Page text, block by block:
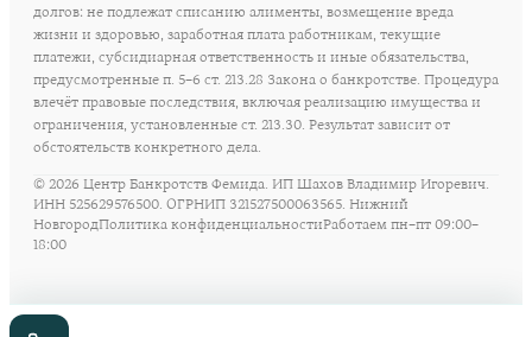
долгов: не подлежат списанию алименты, возмещение вреда
жизни и здоровью, заработная плата работникам, текущие
платежи, субсидиарная ответственность и иные обязательства,
предусмотренные п. 5–6 ст. 213.28 Закона о банкротстве. Процедура
влечёт правовые последствия, включая реализацию имущества и
ограничения, установленные ст. 213.30. Результат зависит от
обстоятельств конкретного дела.
© 2026 Центр Банкротств Фемида. ИП Шахов Владимир Игоревич.
ИНН 525629576500. ОГРНИП 321527500063565. Нижний
НовгородПолитика конфиденциальностиРаботаем пн–пт 09:00–
18:00